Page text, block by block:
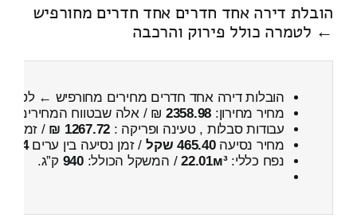
הובלת דירה אחד חדרים אחד חדרים מחורפיש
← לטמרה כולל פירוק והרכבה
הובלות דירה אחד חדרים מחירים מחורפיש ←
מחיר מחירון: 2358.98 ₪ / אלה שבטווח המחירים
עבודות סבלות , טעינה ופריקה : 1267.72 ₪ / זמן :
מחיר נסיעה465.40 שקל / זמן נסיעה בין ערים54 דקות
נפח כללי:22.01м³/ המשקל הכולל:940 ק”ג.